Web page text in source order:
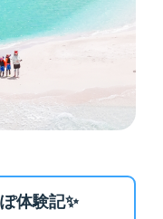
体験記✨